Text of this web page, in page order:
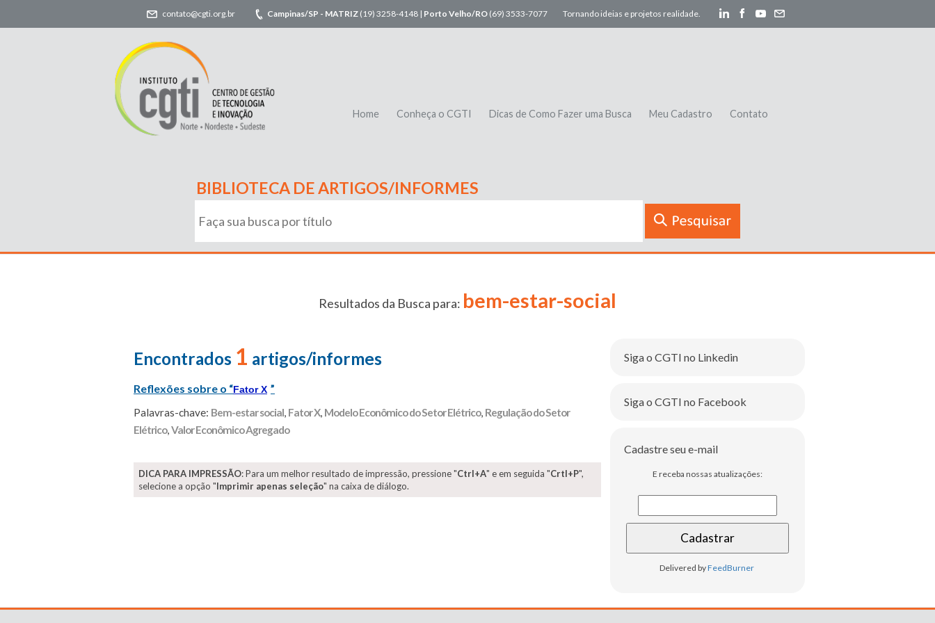
contato@cgti.org.br Campinas/SP - MATRIZ (19) 3258-4148 | Porto Velho/RO (69) 3533-7077 Tornando ideias e projetos realidade.
Home Conheça o CGTI Dicas de Como Fazer uma Busca Meu Cadastro Contato
BIBLIOTECA DE ARTIGOS/INFORMES
Resultados da Busca para: bem-estar-social
Encontrados 1 artigos/informes
Reflexões sobre o “Fator X ”
Palavras-chave: Bem-estar social, Fator X, Modelo Econômico do Setor Elétrico, Regulação do Setor
Elétrico,Valor Econômico Agregado
DICA PARA IMPRESSÃO: Para um melhor resultado de impressão, pressione "Ctrl+A" e em seguida "Crtl+P",
selecione a opção "Imprimir apenas seleção" na caixa de diálogo.
Siga o CGTI no Linkedin
Siga o CGTI no Facebook
Cadastre seu e-mail
E receba nossas atualizações:
Delivered byFeedBurner